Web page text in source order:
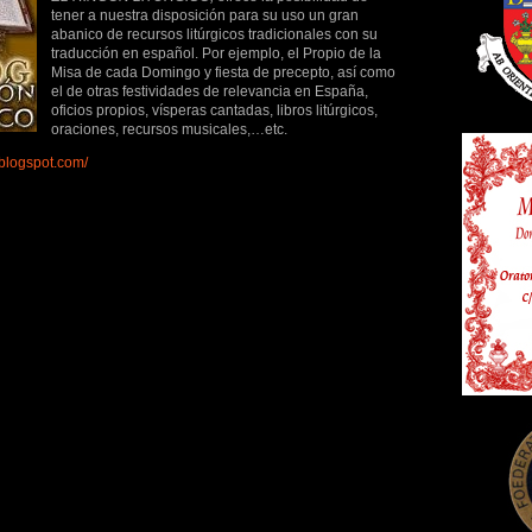
tener a nuestra disposición para su uso un gran
abanico de recursos litúrgicos tradicionales con su
traducción en español. Por ejemplo, el Propio de la
Misa de cada Domingo y fiesta de precepto, así como
el de otras festividades de relevancia en España,
oficios propios, vísperas cantadas, libros litúrgicos,
oraciones, recursos musicales,…etc.